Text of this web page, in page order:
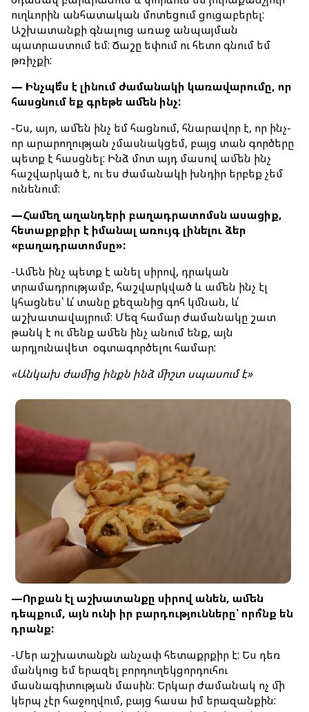
ուղևորին անհատական մոտեցում ցուցաբերել:
Աշխատանքի գնալուց առաջ անպայման
պատրաստում եմ: Ճաշը եփում ու հետո գնում եմ
թռիչքի:
— Ինչպե՞ս է լինում ժամանակի կառավարումը, որ
հասցնում եք գրեթե ամեն ինչ:
-Ես, այո, ամեն ինչ եմ հացնում, հնարավոր է, որ ինչ-
որ արարողության չմասնակցեմ, բայց տան գործերը
պետք է հասցնել: Ինձ մոտ այդ մասով ամեն ինչ
հաշվարկած է, ու ես ժամանակի խնդիր երբեք չեմ
ունենում:
—Համեղ աղանդերի բաղադրատոմսն ասացիք,
հետաքրքիր է իմանալ առույգ լինելու ձեր
«բաղադրատոմսը»:
-Ամեն ինչ պետք է անել սիրով, դրական
տրամադրությամբ, հաշվարկված և ամեն ինչ էլ
կհացնես՝ և՛ տանը քեզանից գոհ կմնան, և՛
աշխատավայրում: Մեզ համար ժամանակը շատ
թանկ է ու մենք ամեն ինչ անում ենք, այն
արդյունավետ օգտագործելու համար:
«Անկախ ժամից ինքն ինձ միշտ սպասում է»
—Որքան էլ աշխատանքը սիրով անեն, ամեն
դեպքում, այն ունի իր բարդությունները՝ որո՞նք են
դրանք:
-Մեր աշխատանքն անչափ հետաքրքիր է: Ես դեռ
մանկուց եմ երազել բորդուղեկցորդուհու
մասնագիտության մասին: Երկար ժամանակ ոչ մի
կերպ չէր հաջողվում, բայց հասա իմ երազանքին: